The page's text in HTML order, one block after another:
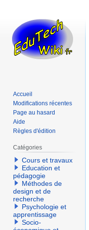
Accueil
Modifications récentes
Page au hasard
Aide
Règles d'édition
Catégories
Cours et travaux
Education et
pédagogie
Méthodes de
design et de
recherche
Psychologie et
apprentissage
Socio-